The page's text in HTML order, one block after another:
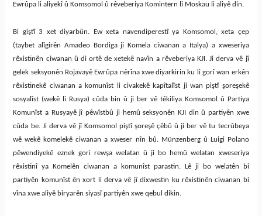
Ewrûpa li aliyekî û Komsomol û rêveberiya Komintern li Moskau li aliyê din.
Bi giştî 3 xet diyarbûn. Ew xeta navendiperestî ya Komsomol, xeta çep
(taybet alîgirên Amadeo Bordiga ji Komela ciwanan a Italya) a xweseriya
rêxistinên ciwanan û di ortê de xetekê navîn a rêveberiya KJI. Ji derva vê jî
gelek seksyonên Rojavayê Ewrûpa nêrîna xwe diyarkirin ku li gorî wan erkên
rêxistinekê ciwanan a komunîst li civakekê kapîtalîst ji wan piştî şoreşekê
sosyalîst (wekê li Rusya) cûda bin û ji ber vê têkiliya Komsomol û Partiya
Komunîst a Rusyayê jî pêwîstbû ji hemû seksyonên KJI din û partiyên xwe
cûda be. Ji derva vê jî Komsomol piştî şoreşê çêbû û ji ber vê tu tecrûbeya
wê wekê komelekê ciwanan a xweser nîn bû. Münzenberg û Luigi Polano
pêwendiyekê eznek gori rewşa welatan û ji bo hemû welatan xweseriya
rêxistinî ya Komelên ciwanan a komunîst parastin. Lê ji bo welatên bi
partiyên komunîst ên xort li derva vê jî dixwestin ku rêxistinên ciwanan bi
vîna xwe aliyê biryarên siyasî partiyên xwe qebul dikin.